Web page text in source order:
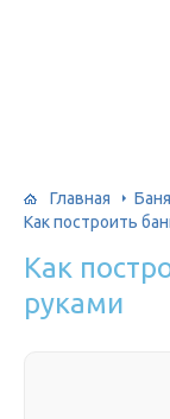
Главная
Баня
Как построить
Как
руками